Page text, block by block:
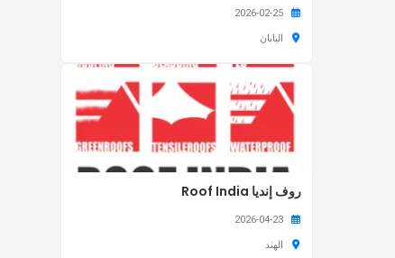
اليابان
روف إنديا Roof India
الهند